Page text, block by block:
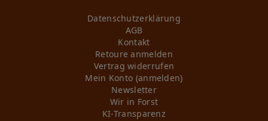
Daten­schutz­erklärung
AGB
Kontakt
Retoure anmelden
Vertrag widerrufen
Mein Konto (anmelden)
Newsletter
Wir in Forst
KI-Transparenz